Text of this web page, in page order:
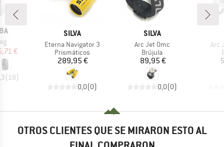
reducido
€
( 18)
MARCA
SILVA
Artículo
Eterna Navigator 3
Product group
Prismáticos
Precio
289,95 €
0,0(0)
MARCA
SILVA
Artículo
Arc Jet Omc
Product group
Brújula
Precio
89,95 €
0,0(0)
Arc
OTROS CLIENTES QUE SE MIRARON ESTO AL